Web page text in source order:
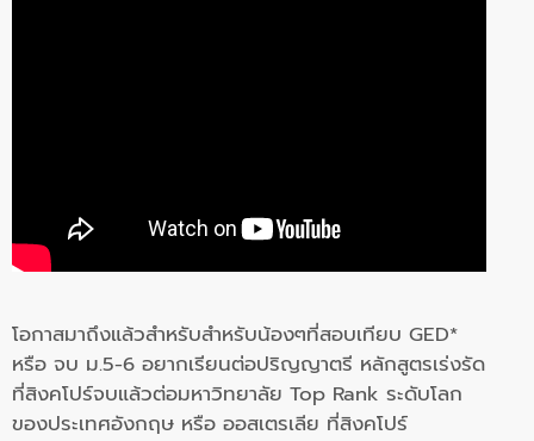
โอกาสมาถึงแล้วสำหรับสำหรับน้องๆที่สอบเทียบ GED*
หรือ จบ ม.5-6 อยากเรียนต่อปริญญาตรี หลักสูตรเร่งรัด
ที่สิงคโปร์จบแล้วต่อมหาวิทยาลัย Top Rank ระดับโลก
ของประเทศอังกฤษ หรือ ออสเตรเลีย ที่สิงคโปร์